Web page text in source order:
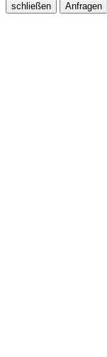
schließen Anfragen